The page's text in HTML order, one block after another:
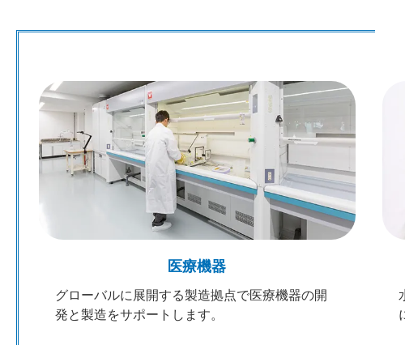
医療機器
グローバルに展開する製造拠点で医療機器の開
発と製造をサポートします。